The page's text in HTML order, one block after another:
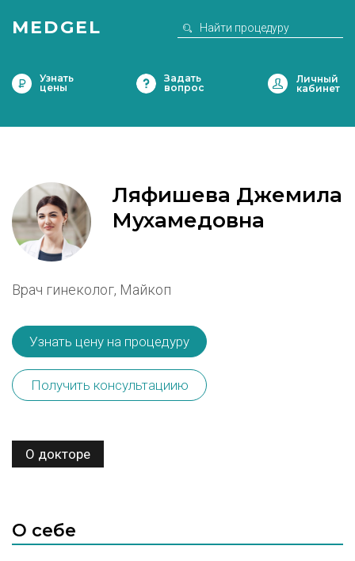
MEDGEL
Узнать
цены
Задать
вопрос
Ляфишева Джемила
Мухамедовна
Врач гинеколог, Майкоп
Узнать цену на процедуру
Получить консультациию
О докторе
О себе